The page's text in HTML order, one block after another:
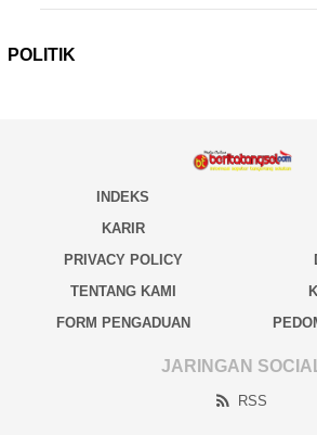
POLITIK
INDEKS
KARIR
PRIVACY POLICY
TENTANG KAMI
FORM PENGADUAN
JARINGAN
RSS